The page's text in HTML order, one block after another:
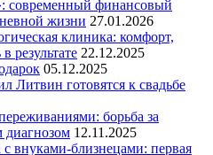
современный финансовый
жизни 27.01.2026
клиника: комфорт,
результате 22.12.2025
05.12.2025
Литвин готовятся к свадьбе
борьба за
диагнозом 12.11.2025
внуками-близнецами: первая